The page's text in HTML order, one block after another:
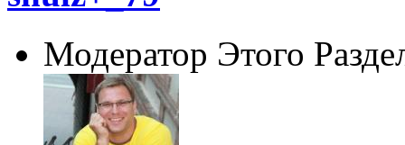
Модератор Этого